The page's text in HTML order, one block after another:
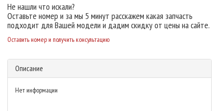
Не нашли что искали?
Оставьте номер и за мы 5 минут расскажем какая запчасть
подходит для Вашей модели и дадим скидку от цены на сайте.
Оставить номер и получить консультацию
Описание
Нет информации